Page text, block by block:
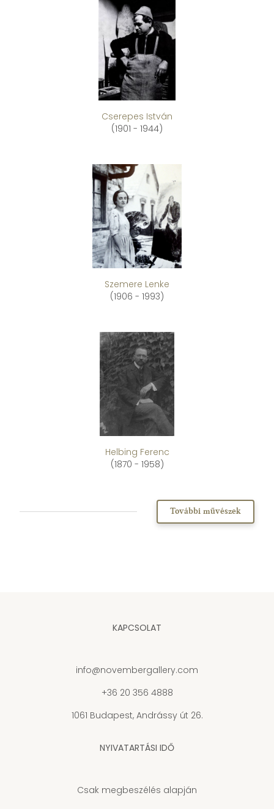
Cserepes István
(1901 - 1944)
Szemere Lenke
(1906 - 1993)
Helbing Ferenc
(1870 - 1958)
További művészek
KAPCSOLAT
info@novembergallery.com
+36 20 356 4888
1061 Budapest, Andrássy út 26.
NYIVATARTÁSI IDŐ
Csak megbeszélés alapján